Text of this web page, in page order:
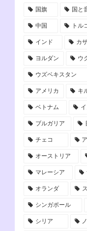
国旗 国と
中国 トル
インド カ
ヨルダン ウ
ウズベキスタン
アメリカ キ
ベトナム
ブルガリア
チェコ
オーストリア
マレーシア
オランダ
シンガポール
シリア